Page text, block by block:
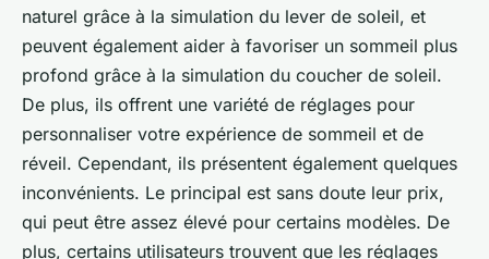
naturel grâce à la simulation du lever de soleil, et
peuvent également aider à favoriser un sommeil plus
profond grâce à la simulation du coucher de soleil.
De plus, ils offrent une variété de réglages pour
personnaliser votre expérience de sommeil et de
réveil. Cependant, ils présentent également quelques
inconvénients. Le principal est sans doute leur prix,
qui peut être assez élevé pour certains modèles. De
plus, certains utilisateurs trouvent que les réglages